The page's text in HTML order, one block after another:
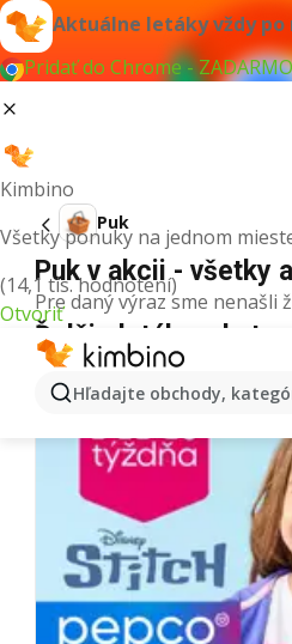
Aktuálne letáky vždy po
Pridať do Chrome - ZADARMO
Kimbino
Všetky ponuky na jednom
(14,1 tis. hodnotení)
Otvoriť
Hľadajte obchody,
Puk
Puk v akcii - všetky
Pre daný výraz sme nenašli
Ďalšie letáky z